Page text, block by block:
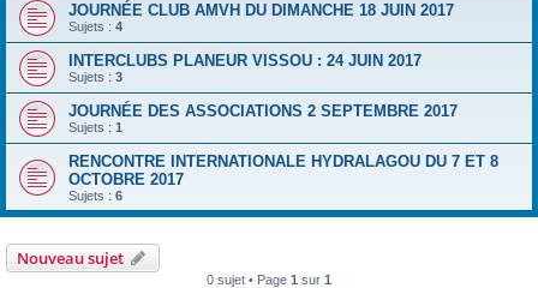
JOURNÉE CLUB AMVH DU DIMANCHE 18 JUIN 2017
Sujets : 4
INTERCLUBS PLANEUR VISSOU : 24 JUIN 2017
Sujets : 3
JOURNÉE DES ASSOCIATIONS 2 SEPTEMBRE 2017
Sujets : 1
RENCONTRE INTERNATIONALE HYDRALAGOU DU 7 ET 8
OCTOBRE 2017
Sujets : 6
Nouveau sujet
0 sujet • Page 1 sur 1